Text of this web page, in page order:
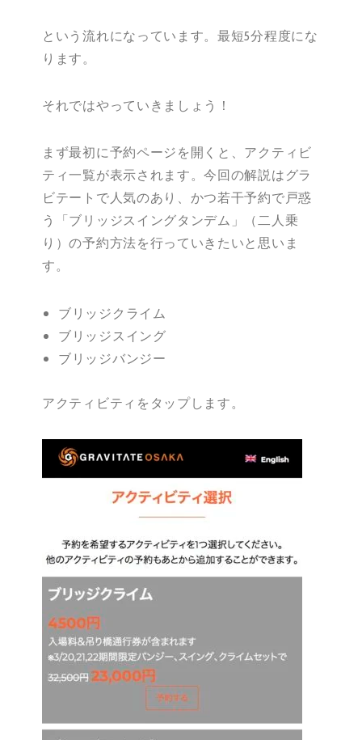
という流れになっています。最短5分程度にな
ります。
それではやっていきましょう！
まず最初に予約ページを開くと、アクティビ
ティ一覧が表示されます。今回の解説はグラ
ビテートで人気のあり、かつ若干予約で戸惑
う「ブリッジスイングタンデム」（二人乗
り）の予約方法を行っていきたいと思いま
す。
ブリッジクライム
ブリッジスイング
ブリッジバンジー
アクティビティをタップします。